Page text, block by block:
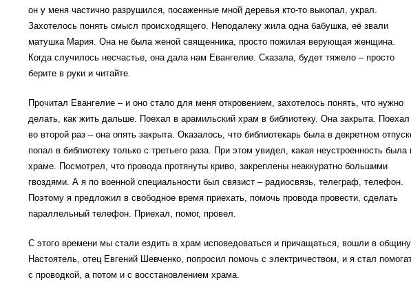
он у меня частично разрушился, посаженные мной деревья кто-то выкопал, украл.
Захотелось понять смысл происходящего. Неподалеку жила одна бабушка, её звали
матушка Мария. Она не была женой священника, просто пожилая верующая женщина.
Когда случилось несчастье, она дала нам Евангелие. Сказала, будет тяжело – просто
берите в руки и читайте.
Прочитал Евангелие – и оно стало для меня откровением, захотелось понять, что нужно
делать, как жить дальше. Поехал в арамильский храм в библиотеку. Она закрыта. Поехал
во второй раз – она опять закрыта. Оказалось, что библиотекарь была в декретном
попал в библиотеку только с третьего раза. При этом увидел, какая неустроенность была
храме. Посмотрел, что провода протянуты криво, закреплены неаккуратно большими
гвоздями. А я по военной специальности был связист – радиосвязь, телеграф, телефон.
Поэтому я предложил в свободное время приехать, помочь провода провести, сделать
параллельный телефон. Приехал, помог, провел.
С этого времени мы стали ездить в храм исповедоваться и причащаться, вошли в
Настоятель, отец Евгений Шевченко, попросил помочь с электричеством, и я стал
с проводкой, а потом и с восстановлением храма.